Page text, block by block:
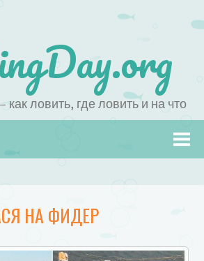
ловить, где ловить и на что
НА ФИДЕР